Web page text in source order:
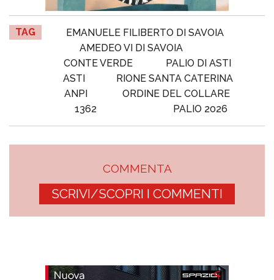
TAG
EMANUELE FILIBERTO DI SAVOIA
AMEDEO VI DI SAVOIA
CONTE VERDE
PALIO DI ASTI
ASTI
RIONE SANTA CATERINA
ANPI
ORDINE DEL COLLARE
1362
PALIO 2026
COMMENTA
SCRIVI/SCOPRI I COMMENTI